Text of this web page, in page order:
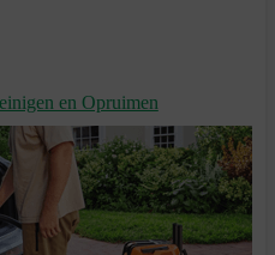
en Opruimen